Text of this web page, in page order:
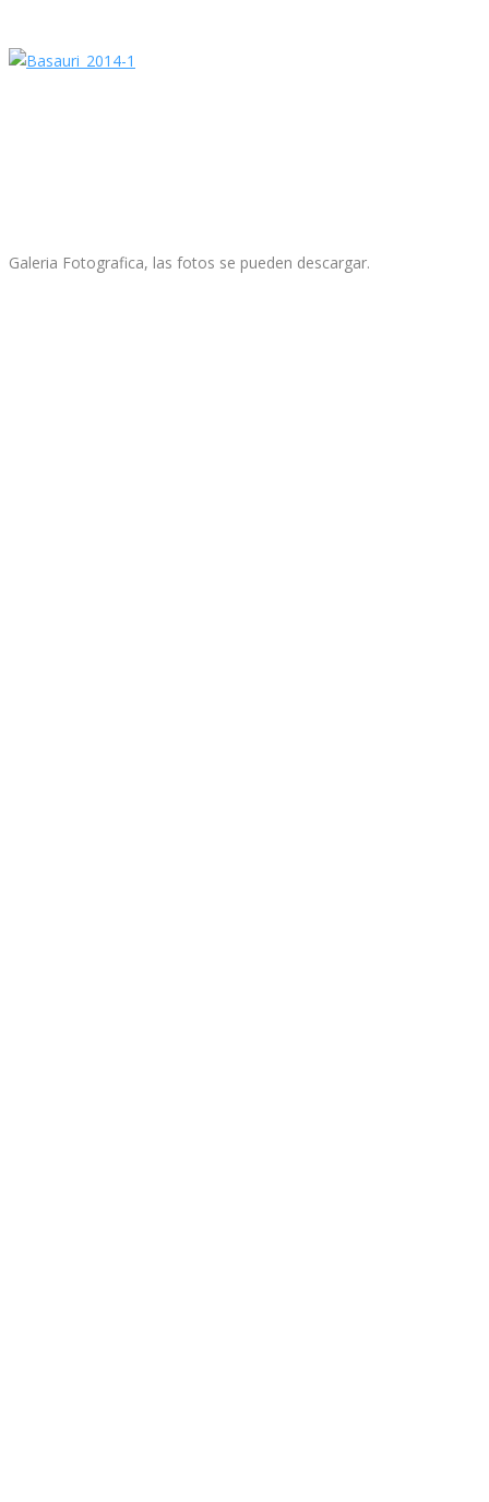
Galeria Fotografica, las fotos se pueden descargar.